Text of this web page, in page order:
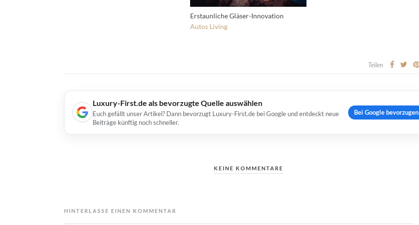
Erstaunliche Gläser-Innovation
Autos Living
Teilen
Luxury-First.de als bevorzugte Quelle auswählen
Euch gefällt unser Artikel? Dann bevorzugt Luxury-First.de bei Google und entdeckt neue
Beiträge künftig noch schneller.
Bei Google bevorzugen
KEINE KOMMENTARE
HINTERLASSE EINEN KOMMENTAR